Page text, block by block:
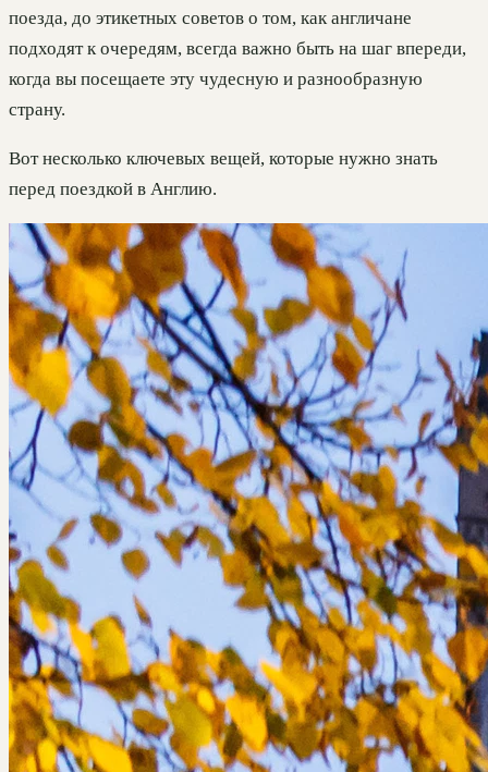
поезда, до этикетных советов о том, как англичане
подходят к очередям, всегда важно быть на шаг впереди,
когда вы посещаете эту чудесную и разнообразную
страну.
Вот несколько ключевых вещей, которые нужно знать
перед поездкой в Англию.